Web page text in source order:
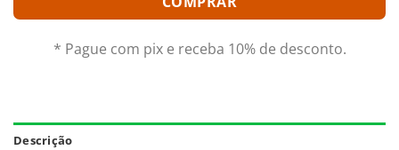
* Pague com pix e receba 10% de desconto.
Descrição